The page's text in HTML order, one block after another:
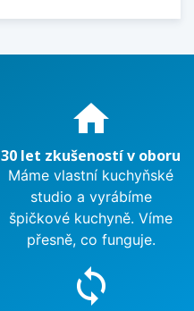
home
30 let zkušeností v oboru
Máme vlastní kuchyňské
studio a vyrábíme
špičkové kuchyně. Víme
přesně, co funguje.
sync